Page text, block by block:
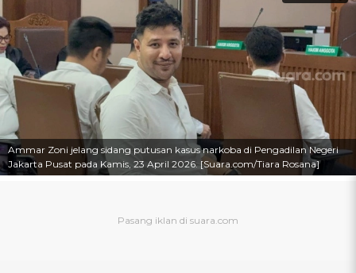
Ammar Zoni jelang sidang putusan kasus narkoba di Pengadilan Negeri
Jakarta Pusat pada Kamis, 23 April 2026. [Suara.com/Tiara Rosana]